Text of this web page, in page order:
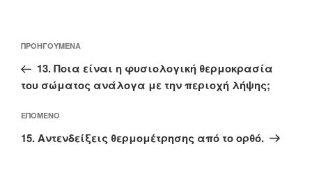
άρθρων
Προηγούμενο
άρθρο
ΠΡΟΗΓΟΎΜΕΝΑ
13. Ποια είναι η φυσιολογική θερμοκρασία
του σώματος ανάλογα με την περιοχή λήψης;
Επόμενο
άρθρο
ΕΠΌΜΕΝΟ
15. Αντενδείξεις θερμομέτρησης από το ορθό.